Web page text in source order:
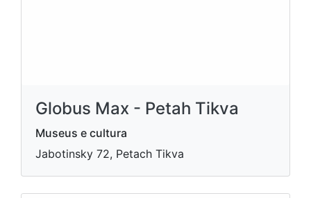
Globus Max - Petah Tikva
Museus e cultura
Jabotinsky 72, Petach Tikva